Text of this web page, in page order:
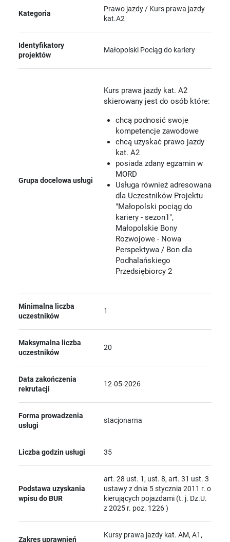
Kategoria
Prawo jazdy / Kurs prawa jazdy
kat.A2
Identyfikatory
projektów
Małopolski Pociąg do kariery
Grupa docelowa usługi
Kurs prawa jazdy kat. A2
skierowany jest do osób które:
chcą podnosić swoje
kompetencje zawodowe
chcą uzyskać prawo jazdy
kat. A2
posiada zdany egzamin w
MORD
Usługa również adresowana
dla Uczestników Projektu
"Małopolski pociąg do
kariery - sezon1",
Małopolskie Bony
Rozwojowe - Nowa
Perspektywa / Bon dla
Podhalańskiego
Przedsiębiorcy 2
Minimalna liczba
uczestników
1
Maksymalna liczba
uczestników
20
Data zakończenia
rekrutacji
12-05-2026
Forma prowadzenia
usługi
stacjonarna
Liczba godzin usługi 35
Podstawa uzyskania
wpisu do BUR
art. 28 ust. 1, ust. 8, art. 31 ust. 3
ustawy z dnia 5 stycznia 2011 r. o
kierujących pojazdami (t. j. Dz.U.
z 2025 r. poz. 1226 )
Zakres uprawnień
Kursy prawa jazdy kat. AM, A1,